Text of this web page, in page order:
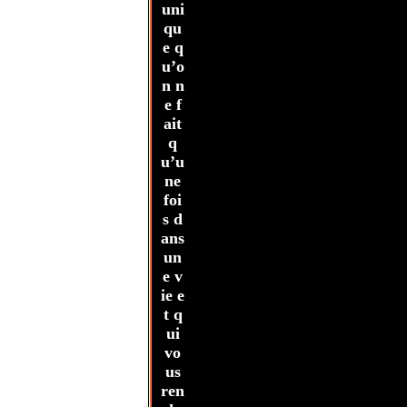
uni
qu
e q
u’o
n n
e f
ait
q
u’u
ne
foi
s d
ans
un
e v
ie e
t q
ui
vo
us
ren